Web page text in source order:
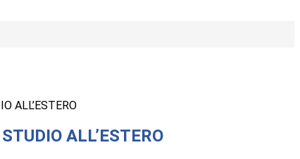
ALL’ESTERO
ALL’ESTERO